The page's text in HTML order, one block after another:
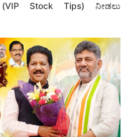
Stock Tips) ನೀಡಲು